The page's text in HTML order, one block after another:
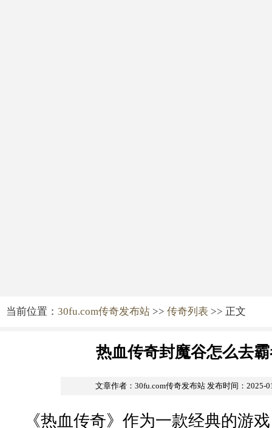
当前位置： 30fu.com传奇发布站 >> 传奇列表 >> 正文
热血传奇封魔谷怎么去
文章作者：30fu.com传奇发布站 发布时间：2025-
《热血传奇》作为一款经典的游